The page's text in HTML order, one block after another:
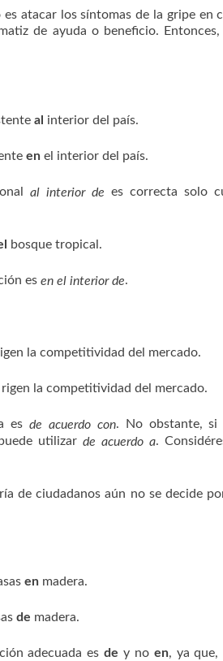
atacar los síntomas de la gripe en
de ayuda o beneficio.
al interior del país.
en el interior del país.
al interior de es correcta solo
bosque tropical.
es en el interior de.
la competitividad del mercado.
la competitividad del mercado.
es de acuerdo con. No obstante,
utilizarde acuerdo a.
de ciudadanos aún no se decide
en madera.
de madera.
adecuada esde y no en, ya que,